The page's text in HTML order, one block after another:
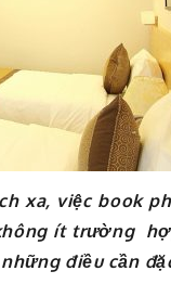
xa, việc book
ít trường
điều cần